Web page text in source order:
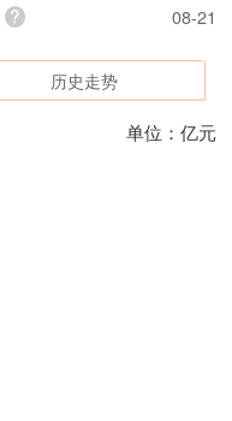
08-21
历史走势
单位：亿元